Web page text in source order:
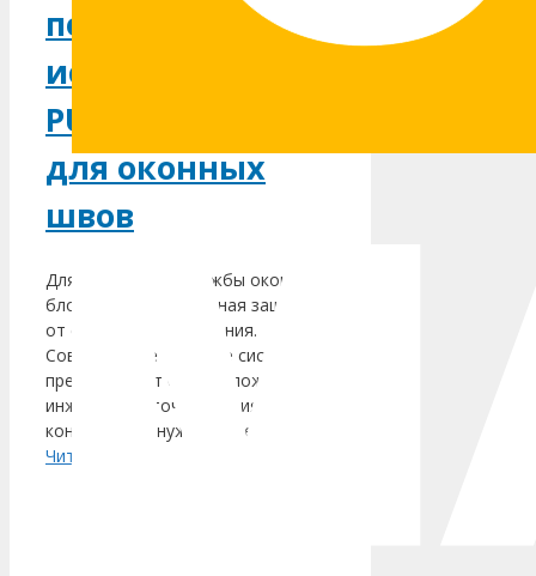
по
использованию
PURACOAT 6820
для оконных
швов
Для длительной службы оконных
блоков важна надежная защита
от сырости и продувания.
Современные оконные системы
представляют собой сложные с
инженерной точки зрения
конструкции, нуждающиеся в …
Читать далее